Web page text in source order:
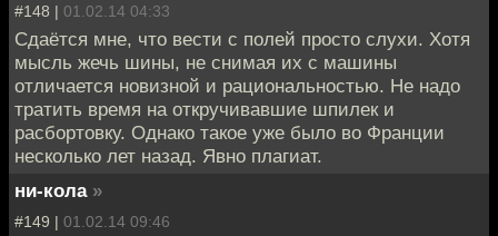
#148 | 01.02.14 04:33
Сдаётся мне, что вести с полей просто слухи. Хотя
мысль жечь шины, не снимая их с машины
отличается новизной и рациональностью. Не надо
тратить время на откручивавшие шпилек и
расбортовку. Однако такое уже было во Франции
несколько лет назад. Явно плагиат.
ни-кола »
#149 | 01.02.14 09:46